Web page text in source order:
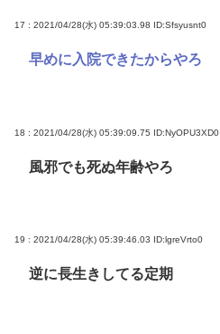
17 : 2021/04/28(水) 05:39:03.98 ID:Sfsyusnt0
早めに入院できたからやろ
18 : 2021/04/28(水) 05:39:09.75 ID:NyOPU3XD0
風邪でも死ぬ年齢やろ
19 : 2021/04/28(水) 05:39:46.03 ID:lgreVrto0
逆に長生きしてる定期